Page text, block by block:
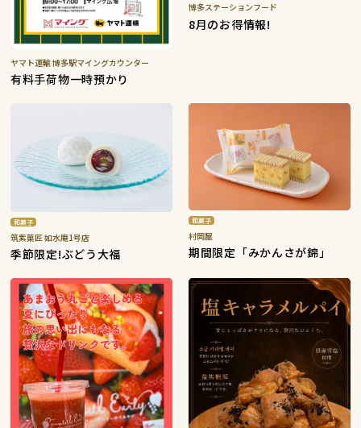
ヤマト運輸 博多駅マイングカウンター
有料手荷物一時預かり
博多ステーションフード
8月のお得情報!
和菓子
筑紫菓匠 如水庵1号店
季節限定!ぶどう大福
和菓子
村岡屋
期間限定「みかんさが錦」